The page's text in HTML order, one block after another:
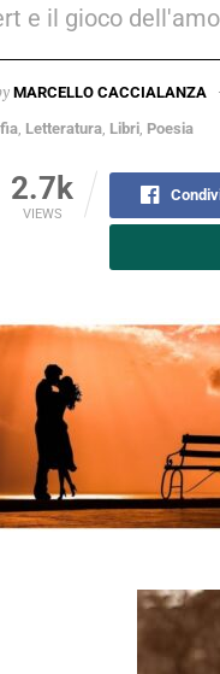
e il gioco
MARCELLO CACCIALANZA
Letteratura Libri Poesia
2.7k
VIEWS